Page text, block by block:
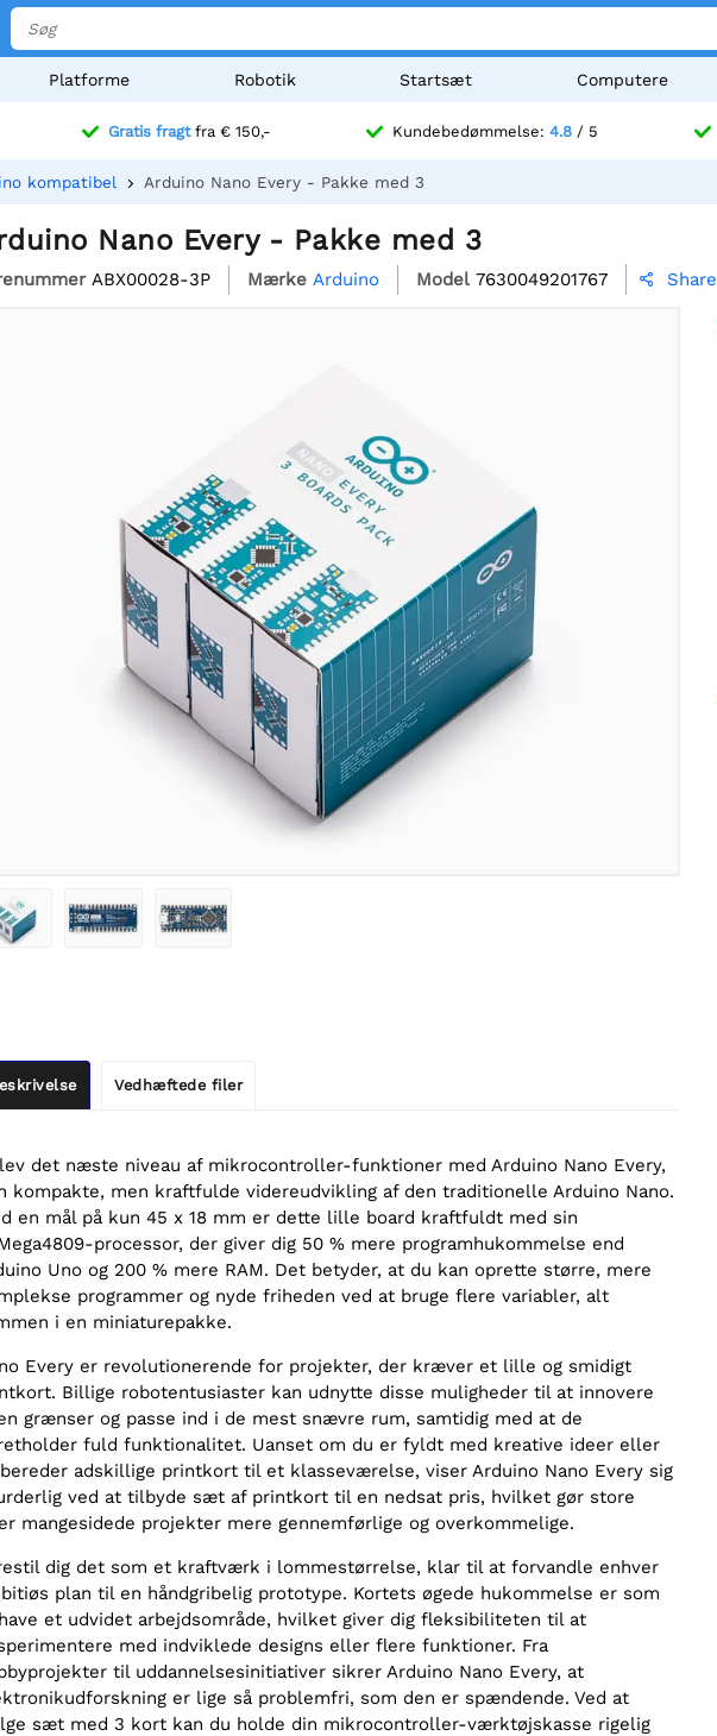
Platforme Robotik Startsæt Computere
Gratis fragtfra € 150,- Kundebedømmelse: 4.8 / 5
kompatibel Arduino Nano Every - Pakke med 3
Nano Every - Pakke med 3
ABX00028-3P Mærke Arduino Model 7630049201767  Share
Vedhæftede filer
det næste niveau af mikrocontroller-funktioner med Arduino Nano Every,
kompakte, men kraftfulde videreudvikling af den traditionelle Arduino Nano.
en mål på kun 45 x 18 mm er dette lille board kraftfuldt med sin
processor, der giver dig 50 % mere programhukommelse end
Uno og 200 % mere RAM. Det betyder, at du kan oprette større, mere
programmer og nyde friheden ved at bruge flere variabler, alt
i en miniaturepakke.
Every er revolutionerende for projekter, der kræver et lille og smidigt
Billige robotentusiaster kan udnytte disse muligheder til at innovere
grænser og passe ind i de mest snævre rum, samtidig med at de
fuld funktionalitet. Uanset om du er fyldt med kreative ideer eller
adskillige printkort til et klasseværelse, viser Arduino Nano Every sig
ved at tilbyde sæt af printkort til en nedsat pris, hvilket gør store
mangesidede projekter mere gennemførlige og overkommelige.
dig det som et kraftværk i lommestørrelse, klar til at forvandle enhver
plan til en håndgribelig prototype. Kortets øgede hukommelse er som
et udvidet arbejdsområde, hvilket giver dig fleksibiliteten til at
med indviklede designs eller flere funktioner. Fra
til uddannelsesinitiativer sikrer Arduino Nano Every, at
er lige så problemfri, som den er spændende. Ved at
sæt med 3 kort kan du holde din mikrocontroller-værktøjskasse rigelig